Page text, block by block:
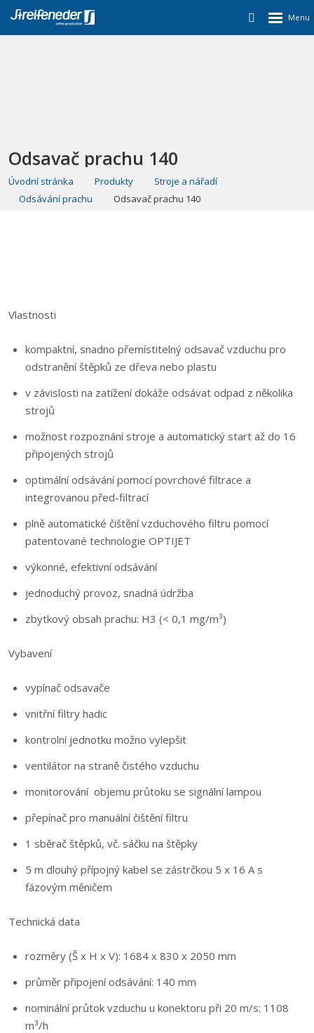
Odsavač prachu 140
Úvodní stránka Produkty
Stroje a nářadí
Odsávání prachu
Odsavač prachu 140
Vlastnosti
kompaktní, snadno přemístitelný odsavač vzduchu pro
odstranění štěpků ze dřeva nebo plastu
v závislosti na zatížení dokáže odsávat odpad z několika
strojů
možnost rozpoznání stroje a automatický start až do 16
připojených strojů
optimální odsávání pomocí povrchové filtrace a
integrovanou před-filtrací
plně automatické čištění vzduchového filtru pomocí
patentované technologie OPTIJET
výkonné, efektivní odsávání
jednoduchý provoz, snadná údržba
zbytkový obsah prachu: H3 (< 0,1 mg/m³)
Vybavení
vypínač odsavače
vnitřní filtry hadic
kontrolní jednotku možno vylepšit
ventilátor na straně čistého vzduchu
monitorování objemu průtoku se signální lampou
přepínač pro manuální čištění filtru
1 sběrač štěpků, vč. sáčku na štěpky
5 m dlouhý přípojný kabel se zástrčkou 5 x 16 A s
fázovým měničem
Technická data
rozměry (Š x H x V): 1684 x 830 x 2050 mm
průměr připojení odsávání: 140 mm
nominální průtok vzduchu u konektoru při 20 m/s: 1108
m³/h